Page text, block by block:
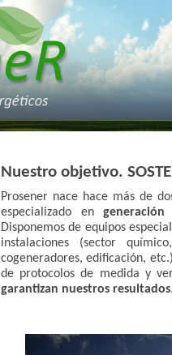
Nuestro objetivo.
Prosener nace hace más de
especializado en
Disponemos de equipos
instalaciones (sector
cogeneradores, edificación,
de protocolos de medida y
garantizan nuestros resultados